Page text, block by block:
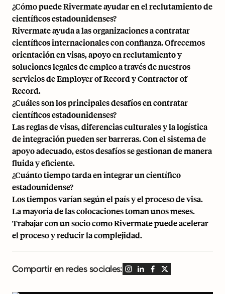
¿Cómo puede Rivermate ayudar en el reclutamiento de
científicos estadounidenses?
Rivermate ayuda a las organizaciones a contratar
científicos internacionales con confianza. Ofrecemos
orientación en visas, apoyo en reclutamiento y
soluciones legales de empleo a través de nuestros
servicios de Employer of Record y Contractor of
Record.
¿Cuáles son los principales desafíos en contratar
científicos estadounidenses?
Las reglas de visas, diferencias culturales y la logística
deintegraciónpueden ser barreras. Con el sistema de
apoyo adecuado, estos desafíos se gestionan de manera
fluida y eficiente.
¿Cuánto tiempo tarda en integrar un científico
estadounidense?
Los tiempos varían según el país y el proceso de visa.
La mayoría de las colocaciones toman unos meses.
Trabajar con un socio como Rivermate puede acelerar
el proceso y reducir la complejidad.
Compartir en redes sociales: